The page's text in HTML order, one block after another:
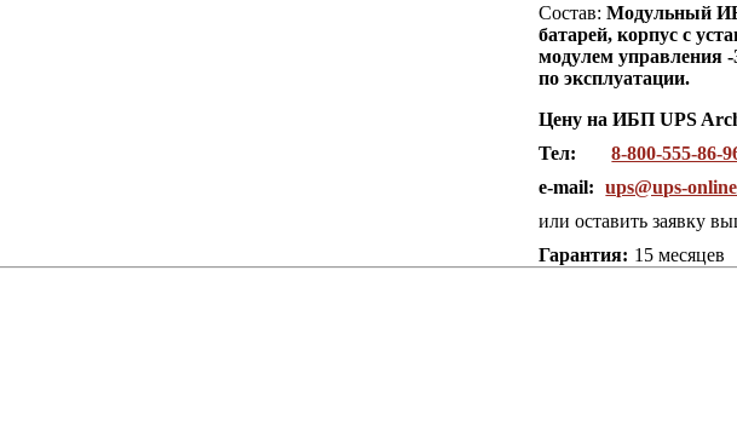
Состав:Модульный
батарей, корпус с
модулем управления
по эксплуатации.
Цену на ИБП UPS
Тел:
8-800-555-86-
e-mail:
ups@ups-
или оставить заявку
Гарантия: 15 месяцев